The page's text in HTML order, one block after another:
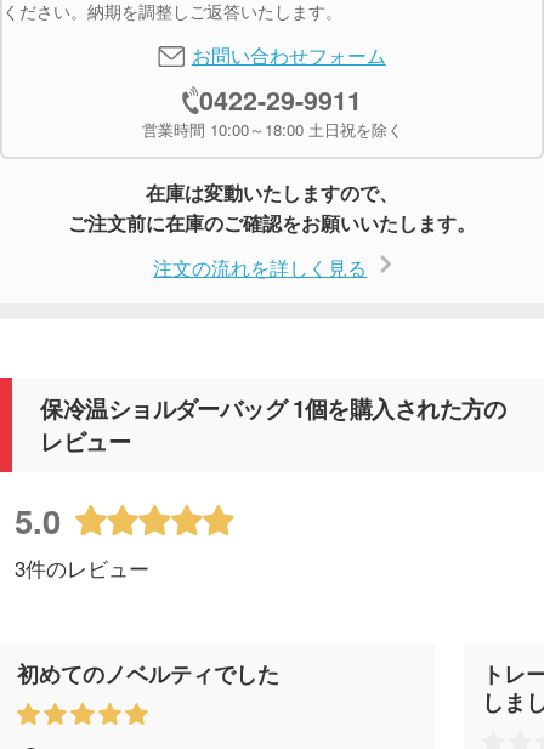
ください。納期を調整しご返答いたします。
お問い合わせフォーム
0422-29-9911
営業時間 10:00～18:00 土日祝を除く
在庫は変動いたしますので、
ご注文前に在庫のご確認をお願いいたします。
注文の流れを詳しく見る
保冷温ショルダーバッグ 1個を購入された方の
レビュー
5.0
3件のレビュー
初めてのノベルティでした
トレ
しま